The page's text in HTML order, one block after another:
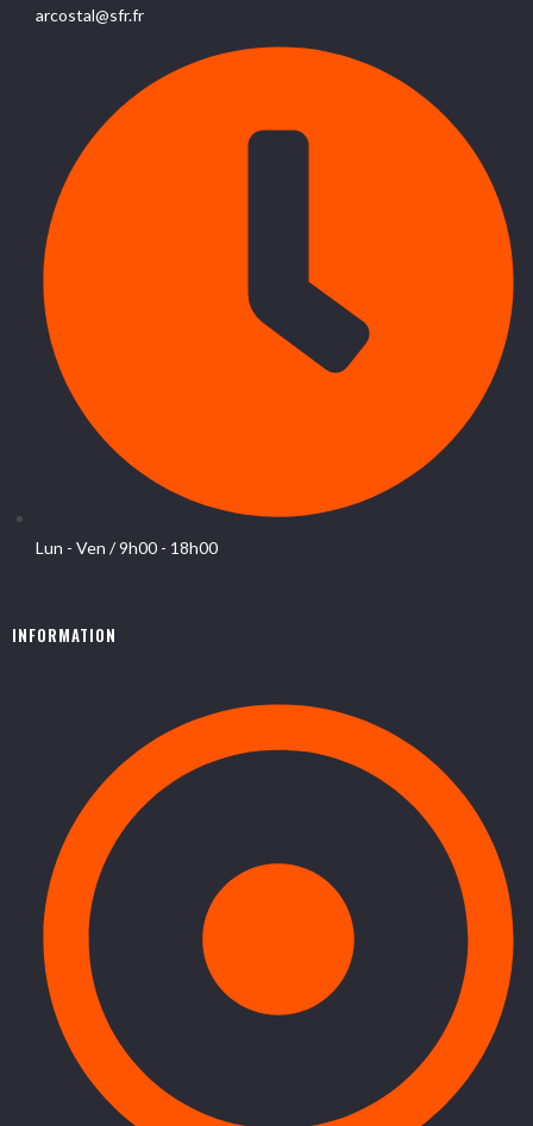
arcostal@sfr.fr
Lun - Ven / 9h00 - 18h00
INFORMATION